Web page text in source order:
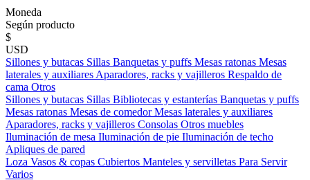
Moneda
Según producto
$
USD
Sillones y butacas Sillas Banquetas y puffs Mesas ratonas Mesas
laterales y auxiliares Aparadores, racks y vajilleros Respaldo de
cama Otros
Sillones y butacas Sillas Bibliotecas y estanterías Banquetas y puffs
Mesas ratonas Mesas de comedorMesas laterales y auxiliares
Aparadores, racks y vajilleros Consolas Otros muebles
Iluminación de mesa Iluminación de pie Iluminación de techo
Apliques de pared
Loza Vasos & copas Cubiertos Manteles y servilletas Para Servir
Varios